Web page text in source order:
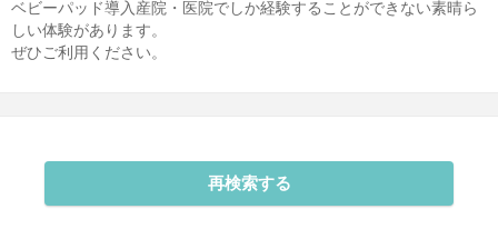
ベビーパッド導入産院・医院でしか経験することができない素晴ら
しい体験があります。
ぜひご利用ください。
再検索する